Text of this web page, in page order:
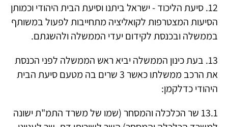
12. סיעת הליכוד - ישראל ביתנו וסיעת הבית היהודי וכמותן
הסיעות המצטרפות לקואליציה מתחייבות לפעול במשותף
בממשלה ובכנסת לקידום יעדי הממשלה ולהשגתם.
13. בעת כינון הממשלה יביא ראש הממשלה לפני הכנסת
את הרכב ממשלתו כאשר 3 שרים בה מטעם סיעת הבית
היהודי כדלקמן:
13.1 שר הכלכלה והמסחר (שמו של משרד התמ"ת ישונה